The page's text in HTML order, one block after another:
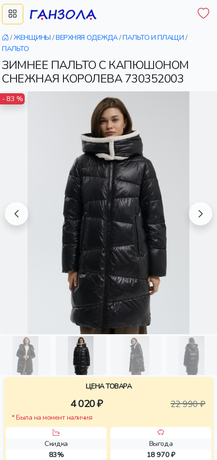
/ ЖЕНЩИНЫ /ВЕРХНЯЯ ОДЕЖДА/ПАЛЬТО И ПЛАЩИ /
ПАЛЬТО
ЗИМНЕЕ ПАЛЬТО С КАПЮШОНОМ
СНЕЖНАЯ КОРОЛЕВА 730352003
- 83 %
ЦЕНА ТОВАРА
4 020 ₽ 22 990 ₽
* Была на момент наличия
Скидка
83%
Выгода
18 970 ₽